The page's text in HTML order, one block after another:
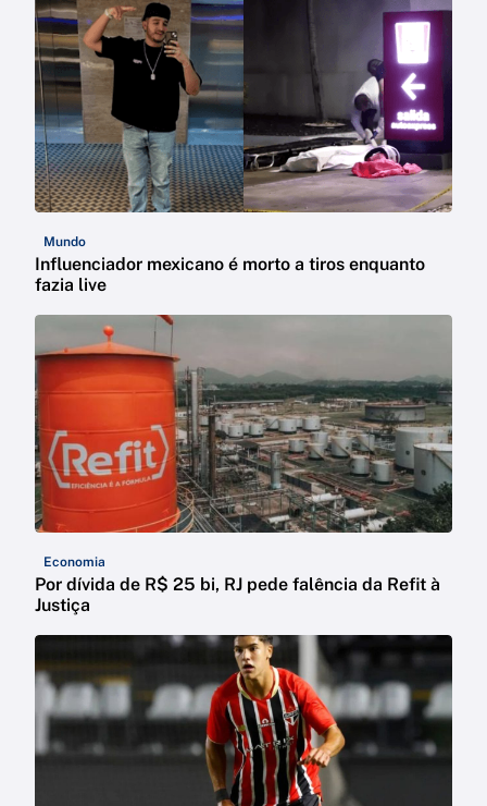
Mundo
Influenciador mexicano é morto a tiros enquanto
fazia live
Economia
Por dívida de R$ 25 bi, RJ pede falência da Refit à
Justiça